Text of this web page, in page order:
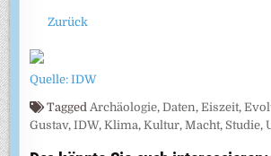
Zurück
Quelle: IDW
TaggedArchäologie,Daten,Eiszeit,
Gustav,IDW,Klima,Kultur,Macht, Studie,